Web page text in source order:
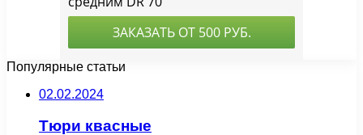
Популярные статьи
02.02.2024
Тюри квасные